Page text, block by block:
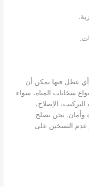
عطل فيها يمكن أن
سخانات المياه، سواء
الإصلاح،
وأمان. نحن نصلح
عدم التسخين على